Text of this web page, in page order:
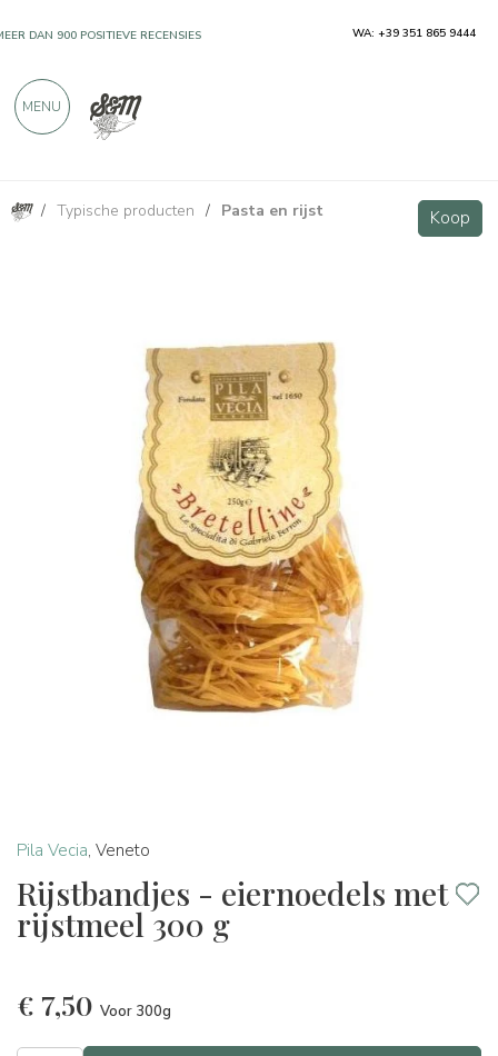
/ Typische producten / Pasta en rijst Koop
Pila Vecia, Veneto
Rijstbandjes - eiernoedels met
rijstmeel 300 g
€ 7,50 Voor 300g
Rijstbandjes - eiernoedels met rijstmeel 300 g Koop
DAN 900 POSITIEVE RECENSIES WA: +39 351 865 9444
MENU